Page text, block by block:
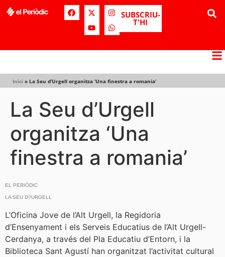
SUBSCRIU-
T'HI
Inici » La Seu d’Urgell organitza ‘Una finestra a romania’
La Seu d’Urgell
organitza ‘Una
finestra a romania’
EL PERIÒDIC
LA SEU D?URGELL
L’Oficina Jove de l’Alt Urgell, la Regidoria
d’Ensenyament i els Serveis Educatius de l’Alt Urgell-
Cerdanya, a través del Pla Educatiu d’Entorn, i la
Biblioteca Sant Agustí han organitzat l’activitat cultural